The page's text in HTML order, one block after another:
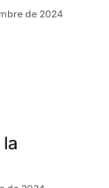
de 2024